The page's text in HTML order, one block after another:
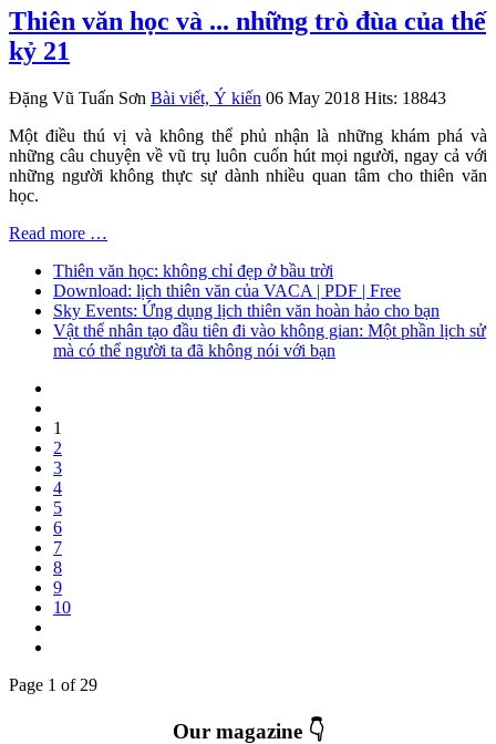
Thiên văn học và ... những trò đùa của thế
kỷ 21
Đặng Vũ Tuấn Sơn Bài viết, Ý kiến 06 May 2018 Hits: 18843
Một điều thú vị và không thể phủ nhận là những khám phá và
những câu chuyện về vũ trụ luôn cuốn hút mọi người, ngay cả với
những người không thực sự dành nhiều quan tâm cho thiên văn
học.
Read more …
Thiên văn học: không chỉ đẹp ở bầu trời
Download: lịch thiên văn của VACA | PDF | Free
Sky Events: Ứng dụng lịch thiên văn hoàn hảo cho bạn
Vật thể nhân tạo đầu tiên đi vào không gian: Một phần lịch sử
mà có thể người ta đã không nói với bạn
1
2
3
4
5
6
7
8
9
10
Page 1 of 29
Our magazine 👇